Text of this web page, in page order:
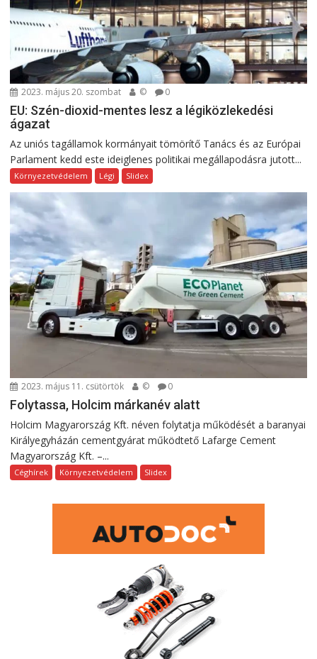
2023. május 20. szombat © 0
EU: Szén-dioxid-mentes lesz a légiközlekedési
ágazat
Az uniós tagállamok kormányait tömörítő Tanács és az Európai
Parlament kedd este ideiglenes politikai megállapodásra jutott...
Környezetvédelem Légi Slidex
2023. május 11. csütörtök © 0
Folytassa, Holcim márkanév alatt
Holcim Magyarország Kft. néven folytatja működését a baranyai
Királyegyházán cementgyárat működtető Lafarge Cement
Magyarország Kft. –...
Céghírek Környezetvédelem Slidex